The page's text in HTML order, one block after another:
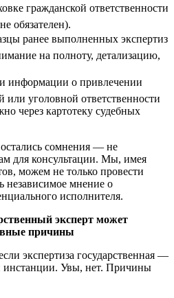
гражданской ответственности
обязателен).
ранее выполненных экспертиз
на полноту, детализацию,
информации о привлечении
или уголовной ответственности
через картотеку судебных
сомнения — не
для консультации. Мы, имея
можем не только провести
независимое мнение о
исполнителя.
эксперт может
причины
экспертиза государственная —
инстанции. Увы, нет. Причины